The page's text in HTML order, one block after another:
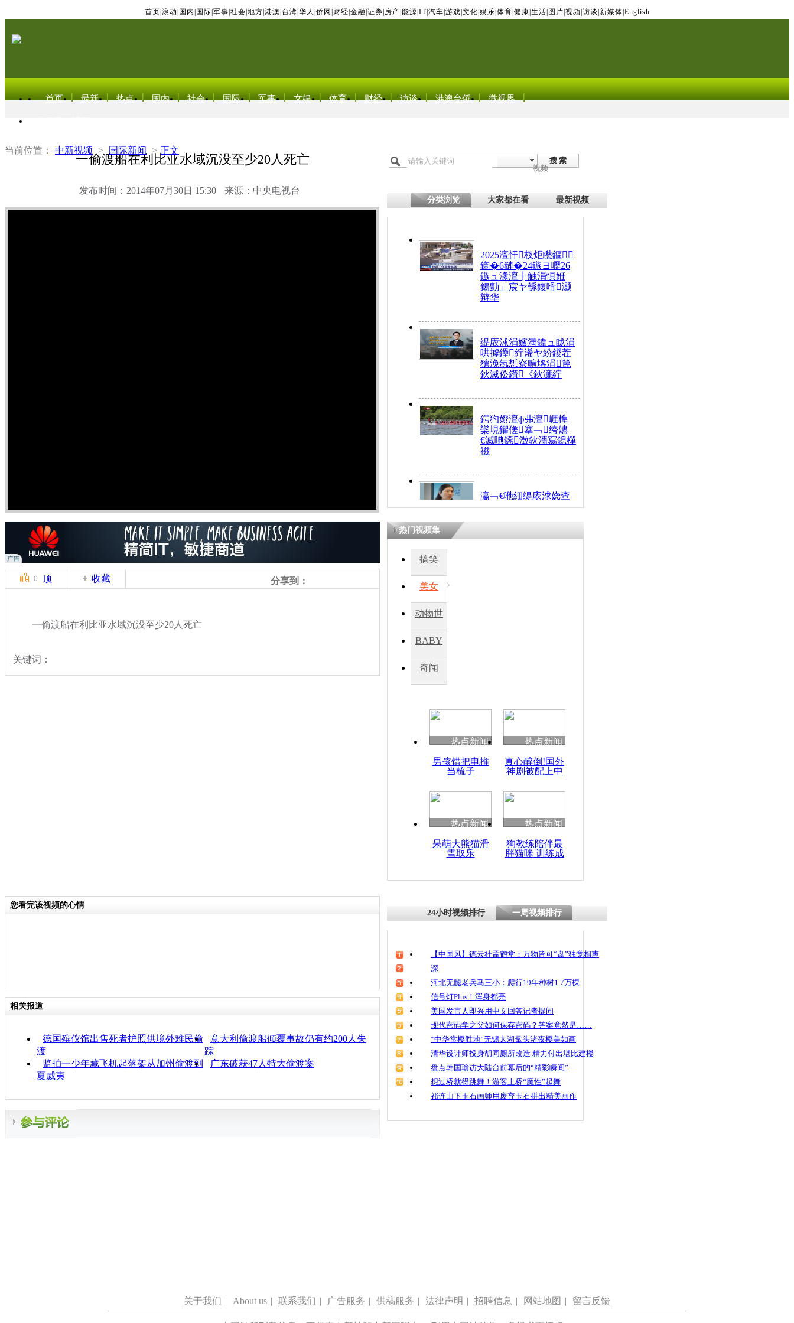
首页 滚动 国内 国际 军事 社会 地方 港澳 台湾 华人 侨网 财经 金融 证券 房产 能源 IT| 汽车 游戏 文化 娱乐 体育 健康 生活 图片 视频 访谈 新媒体 English
首页 最新 热点 国内 社会 国际 军事 文娱 体育 财经 访谈 港澳台侨 微视界
当前位置： 中新视频 > 国际新闻 > 正文
一偷渡船在利比亚水域沉没至少20人死亡
发布时间：2014年07月30日 15:30 来源：中央电视台
搜 索
视频
分类浏览 大家都在看 最新视频
2025澶忓杈炬矁鏂
鍧�6鏈�24鏃ヨ嚦26
鏃ュ湪澶╂触涓惧姙
鍚勯」宸ヤ綔鍑嗗灏
辩华
缇庡浗涓嬪満鍏ュ眬涓
哄摢鑸紵浠ヤ紛鍐茬
獊浼氬惁寮曠垎涓笢
鈥滅伀鑽《鈥濓紵
鍔犳嬁澶ф弗澶崕榫
欒垷鑺傞搴﹁绔嬧
€滅唺鐚澂鈥濇寫鎴樿
禌
瀛﹁€咃細缇庡浗娆查
€间笢鍗椾簹涓庝腑鍥
熷悎浣� 涓ㄥ浗闄呰
0 顶 收藏 分享到：
一偷渡船在利比亚水域沉没至少20人死亡
关键词：
热门视频集
搞笑
美女
动物世
BABY
秀
奇闻
热点新闻
男孩错把电推
当梳子
热点新闻
真心醉倒!国外
神剧被配上中
热点新闻
呆萌大熊猫滑
雪取乐
热点新闻
狗教练陪伴最
胖猫咪 训练成
您看完该视频的心情
相关报道
德国殡仪馆出售死者护照供境外难民偷
渡
意大利偷渡船倾覆事故仍有约200人失
踪
监拍一少年藏飞机起落架从加州偷渡到
夏威夷
广东破获47人特大偷渡案
24小时视频排行 一周视频排行
【中国风】德云社孟鹤堂：万物皆可“盘”独觉相声
深
河北无腿老兵马三小：爬行19年种树1.7万棵
信号灯Plus！浑身都亮
美国发言人即兴用中文回答记者提问
现代密码学之父如何保存密码？答案竟然是……
“中华赏樱胜地”无锡太湖鼋头渚夜樱美如画
清华设计师投身胡同厕所改造 精力付出堪比建楼
盘点韩国瑜访大陆台前幕后的“精彩瞬间”
想过桥就得跳舞！游客上桥“魔性”起舞
祁连山下玉石画师用废弃玉石拼出精美画作
关于我们 | About us | 联系我们 | 广告服务 | 供稿服务 | 法律声明 | 招聘信息 | 网站地图 | 留言反馈